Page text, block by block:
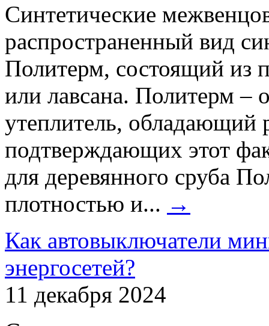
Синтетические
распространенный вид
Политерм, состоящий из
или лавсана. Политерм
утеплитель, обладающий
подтверждающих этот
для деревянного сруба
плотностью и... →
Как автовыключатели
энергосетей?
11 декабря 2024